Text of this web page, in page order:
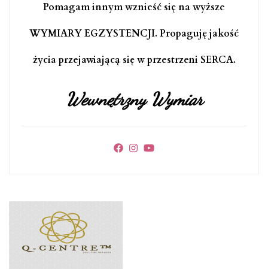
Pomagam innym wznieść się na wyższe
WYMIARY EGZYSTENCJI. Propaguję jakość
życia przejawiającą się w przestrzeni SERCA.
Wewnętrzny Wymiar